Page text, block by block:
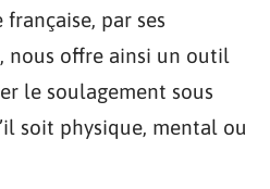
française, par ses
nous offre ainsi un outil
le soulagement sous
soit physique, mental ou